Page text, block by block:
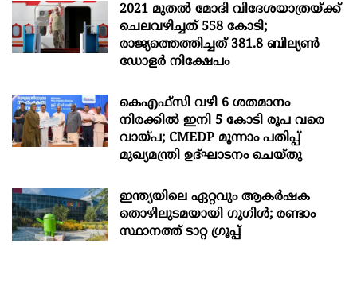
2021 മുതൽ മോദി വിദേശയാത്രയ്ക്ക്
ചെലവഴിച്ചത് 558 കോടി;
രാജ്യത്തെത്തിച്ചത് 381.8 ബില്യൺ
ഡോളർ നിക്ഷേപം
കെഎഫ്സി വഴി 6 ശതമാനം
നിരക്കിൽ ഇനി 5 കോടി രൂപ വരെ
വായ്പ; CMEDP മൂന്നാം പതിപ്പ്
മുഖ്യമന്ത്രി ഉദ്ഘാടനം ചെയ്തു
ഇന്ത്യയിലെ ഏറ്റവും ആകര്‍ഷക
തൊഴിലുടമയായി ഗൂഗിള്‍; രണ്ടാം
സ്ഥാനത്ത് ടാറ്റ ഗ്രൂപ്പ്